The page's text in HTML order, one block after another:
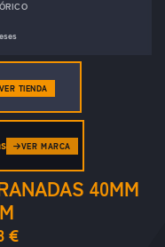
VER TIENDA
40MM
€
VER MARCA